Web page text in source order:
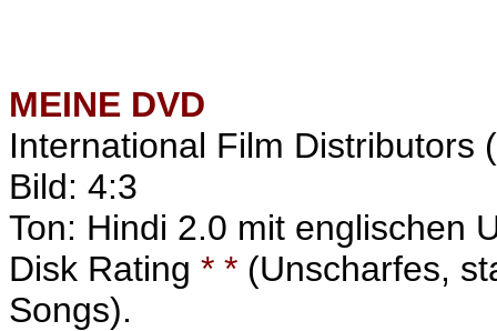
MEINE DVD
International Film Distributors
Bild: 4:3
Ton: Hindi 2.0 mit englischen
Disk Rating * * (Unscharfes,
Songs).